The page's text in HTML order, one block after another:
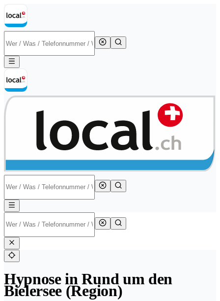
Hypnose in Rund um den
Bielersee (Region)